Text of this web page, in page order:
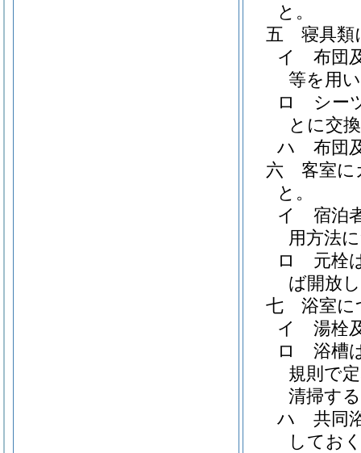
と。
五
寝具類
イ
布団
等を用
ロ
シー
とに交
ハ
布団
六
客室に
と。
イ
宿泊
用方法
ロ
元栓
ば開放
七
浴室に
イ
湯栓
ロ
浴槽
規則で
清掃す
ハ
共同
してお